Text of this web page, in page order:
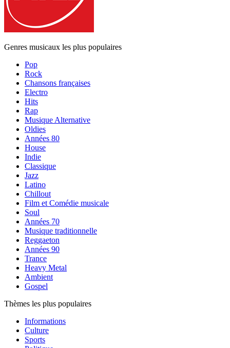
Genres musicaux les plus populaires
Pop
Rock
Chansons françaises
Electro
Hits
Rap
Musique Alternative
Oldies
Années 80
House
Indie
Classique
Jazz
Latino
Chillout
Film et Comédie musicale
Soul
Années 70
Musique traditionnelle
Reggaeton
Années 90
Trance
Heavy Metal
Ambient
Gospel
Thèmes les plus populaires
Informations
Culture
Sports